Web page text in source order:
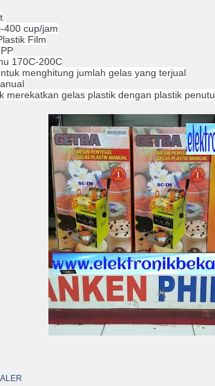
400 cup/jam
Film
170C-200C
menghitung jumlah gelas yang terjual
merekatkan gelas plastik dengan plastik